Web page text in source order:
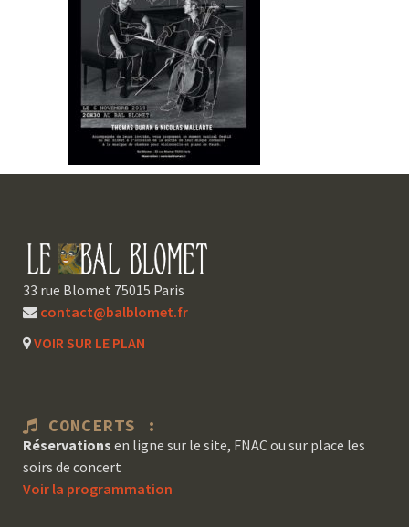
33 rue Blomet 75015 Paris
contact@balblomet.fr
VOIR SUR LE PLAN
CONCERTS :
Réservations en ligne sur le site, FNAC ou sur place les
soirs de concert
Voir la programmation